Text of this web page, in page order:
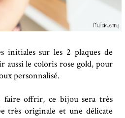
initiales sur les 2 plaques de
aussi le coloris rose gold, pour
personnalisé.
offrir, ce bijou sera très
très originale et une délicate